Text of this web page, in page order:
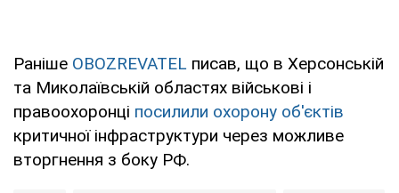
Раніше OBOZREVATEL писав, що в Херсонській
та Миколаївській областях військові і
правоохоронці посилили охорону об'єктів
критичної інфраструктури через можливе
вторгнення з боку РФ.